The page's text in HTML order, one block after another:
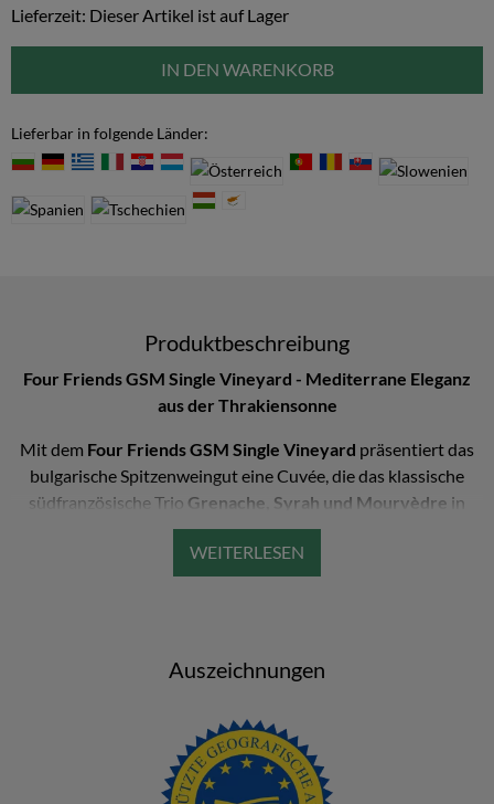
Lieferzeit: Dieser Artikel ist auf Lager
IN DEN WARENKORB
Lieferbar in folgende Länder:
Produktbeschreibung
Four Friends GSM Single Vineyard - Mediterrane Eleganz
aus der Thrakiensonne
Mit dem Four Friends GSM Single Vineyard präsentiert das
bulgarische Spitzenweingut eine Cuvée, die das klassische
südfranzösische Trio Grenache, Syrah und Mourvèdre in
vollendeter Harmonie vereint. Die Reben gedeihen auf einem
einzigen Weinberg in Südlage in der Oberthrakischen
Tiefebene - eine Region, die mit zimtfarbenen Lehm- und
Im Glas zeigt sich der Wein in einem tiefdunklen Granatrot. In
Beerenfrüchte, süße Gewürze und feine erdige Noten treffen
auf Anklänge von Leder, nassem Stein und
Bitterschokolade. Jeder Schluck offenbart eine fein
Auszeichnungen